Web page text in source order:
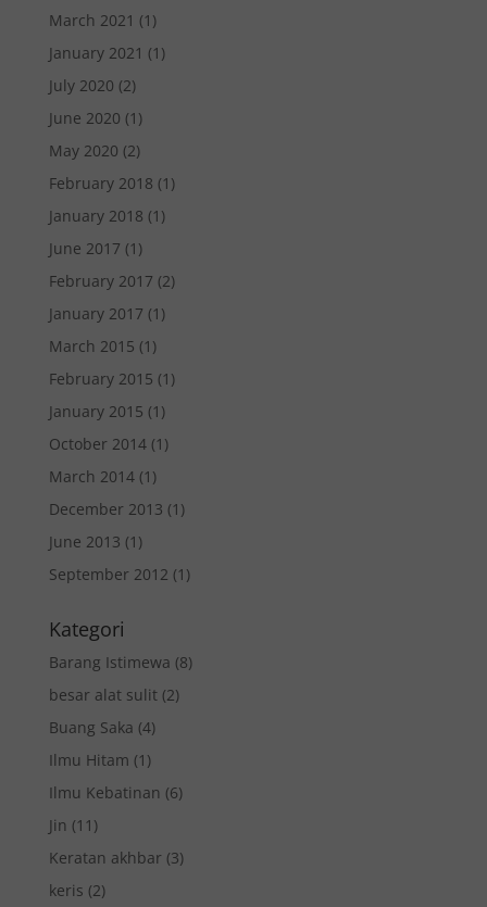
March 2021 (1)
January 2021 (1)
July 2020 (2)
June 2020 (1)
May 2020 (2)
February 2018 (1)
January 2018 (1)
June 2017 (1)
February 2017 (2)
January 2017 (1)
March 2015 (1)
February 2015 (1)
January 2015 (1)
October 2014(1)
March 2014(1)
December 2013 (1)
June 2013 (1)
September 2012 (1)
Kategori
Barang Istimewa (8)
besar alat sulit(2)
Buang Saka (4)
Ilmu Hitam (1)
Ilmu Kebatinan (6)
Jin (11)
Keratan akhbar (3)
keris (2)